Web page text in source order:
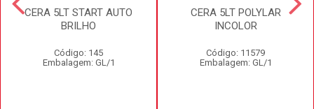
CERA 5LT START AUTO
BRILHO
Código: 145
Embalagem: GL/1
CERA 5LT POLYLAR
INCOLOR
Código: 11579
Embalagem: GL/1